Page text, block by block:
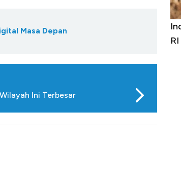
Masa Depan
Ini Terbesar
&
Industri Susu Jadi Bintang